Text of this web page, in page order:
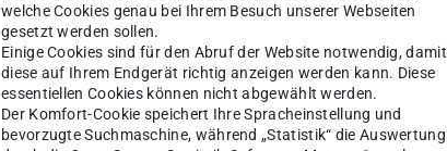
welche Cookies genau bei Ihrem Besuch unserer Webseiten
gesetzt werden sollen.
Einige Cookies sind für den Abruf der Website notwendig, damit
diese auf Ihrem Endgerät richtig anzeigen werden kann. Diese
essentiellen Cookies können nicht abgewählt werden.
Der Komfort-Cookie speichert Ihre Spracheinstellung und
bevorzugte Suchmaschine, während „Statistik“ die Auswertung